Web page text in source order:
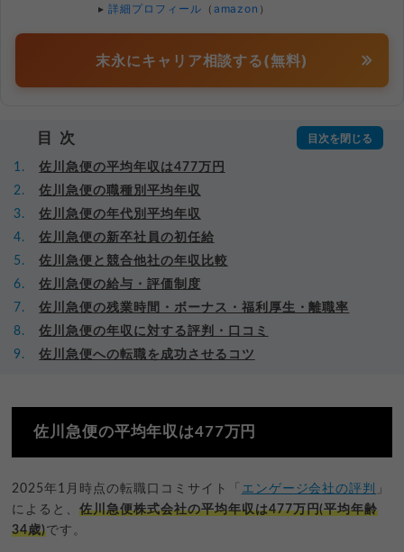
▸ 詳細プロフィール （ amazon ）
末永にキャリア相談する(無料)
目次
佐川急便の平均年収は477万円
佐川急便の職種別平均年収
佐川急便の年代別平均年収
佐川急便の新卒社員の初任給
佐川急便と競合他社の年収比較
佐川急便の給与・評価制度
佐川急便の残業時間・ボーナス・福利厚生・離職率
佐川急便の年収に対する評判・口コミ
佐川急便への転職を成功させるコツ
佐川急便の平均年収は477万円
2025年1月時点の転職口コミサイト「 エンゲージ会社の評判
」
によると、佐川急便株式会社の平均年収は477万円(平均年齢
34歳)です。